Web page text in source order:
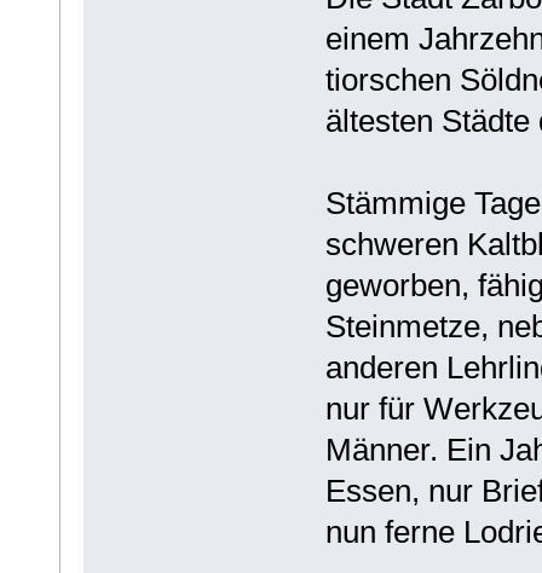
einem
tiorschen
ältesten
Stämmige
schweren
geworben,
Steinmetze,
anderen
nur für
Männer. Ein
Essen, nur
nun ferne